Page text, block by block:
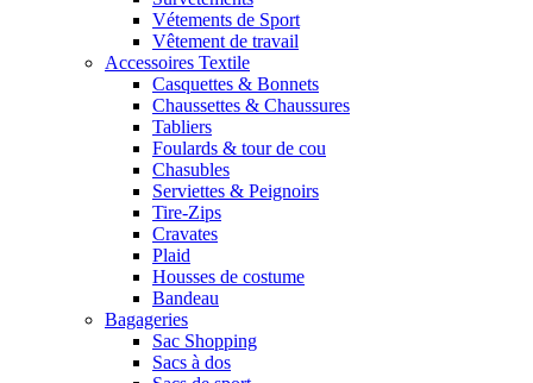
Vétements de Sport
Vêtement de travail
Accessoires Textile
Casquettes & Bonnets
Chaussettes & Chaussures
Tabliers
Foulards & tour de cou
Chasubles
Serviettes & Peignoirs
Tire-Zips
Cravates
Plaid
Housses de costume
Bandeau
Bagageries
Sac Shopping
Sacs à dos